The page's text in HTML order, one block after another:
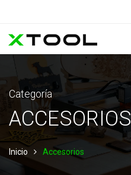
Categoría
ACCESORIOS
Inicio Accesorios